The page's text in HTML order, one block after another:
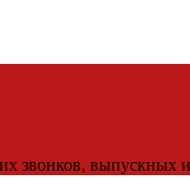
звонков, выпускных